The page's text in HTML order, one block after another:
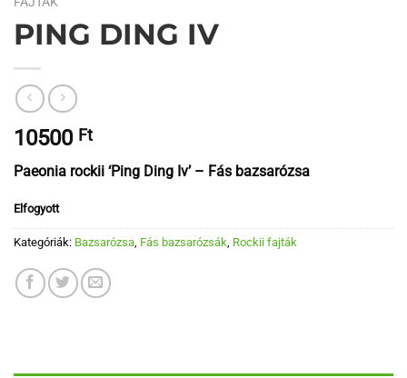
PING DING IV
10500 Ft
Paeonia rockii ‘Ping Ding Iv’ – Fás bazsarózsa
Elfogyott
Kategóriák: Bazsarózsa Fás bazsarózsák Rockii fajták